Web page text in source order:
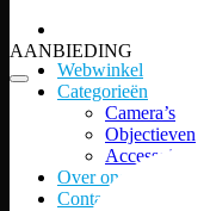
Webwinkel
Categorieën
Camera’s
Objectieven
Accessoires
Over ons
Contact
AANBIEDING